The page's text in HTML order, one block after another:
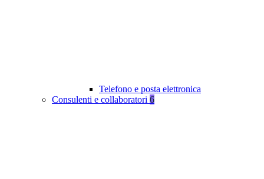
Telefono e posta elettronica
Consulenti e collaboratori 6